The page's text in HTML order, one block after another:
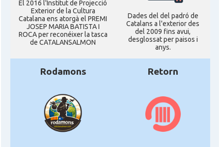
El 2016 l'Institut de Projecció
Exterior de la Cultura
Catalana ens atorgà el PREMI
JOSEP MARIA BATISTA I
ROCA per reconéixer la tasca
de CATALANSALMON
Dades del del padró de
Catalans a l'exterior des
del 2009 fins avui,
desglossat per paisos i
anys.
Rodamons Retorn